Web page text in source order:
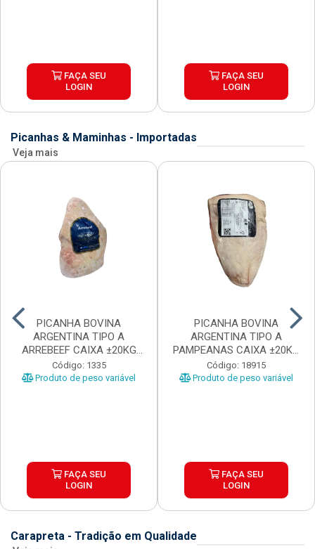
FAÇA SEU
LOGIN
FAÇA SEU
LOGIN
Picanhas & Maminhas - Importadas
Veja mais
PICANHA BOVINA
ARGENTINA TIPO A
ARREBEEF CAIXA ±20KG
PEÇAS 1...
Código: 1335
Produto de peso variável
FAÇA SEU
LOGIN
PICANHA BOVINA
ARGENTINA TIPO A
PAMPEANAS CAIXA ±20KG
PEÇAS ...
Código: 18915
Produto de peso variável
FAÇA SEU
LOGIN
Carapreta - Tradição em Qualidade